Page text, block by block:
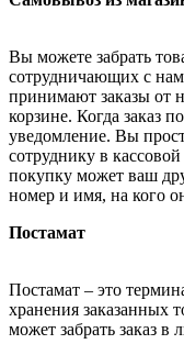
Вы можете забрать
сотрудничающих с
принимают заказы от
корзине. Когда заказ
уведомление. Вы
сотруднику в
покупку может ваш
номер и имя, на кого
Постамат
Постамат – это
хранения заказанных
может забрать заказ в